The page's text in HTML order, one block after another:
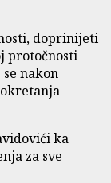
doprinijeti
protočnosti
nakon
ka
za sve